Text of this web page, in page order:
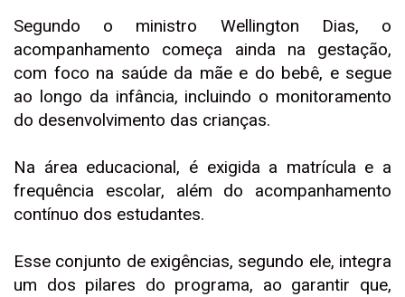
Segundo o ministro Wellington Dias, o
acompanhamento começa ainda na gestação,
com foco na saúde da mãe e do bebê, e segue
ao longo da infância, incluindo o monitoramento
do desenvolvimento das crianças.
Na área educacional, é exigida a matrícula e a
frequência escolar, além do acompanhamento
contínuo dos estudantes.
Esse conjunto de exigências, segundo ele, integra
um dos pilares do programa, ao garantir que,